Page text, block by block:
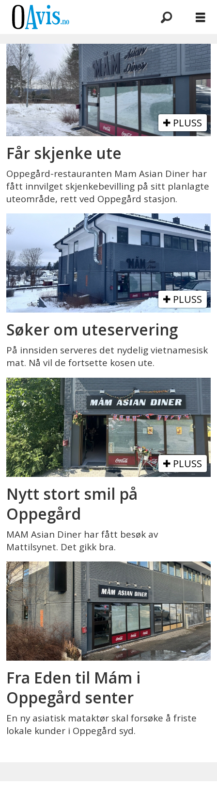
Emne:
mam
asian
diner
PLUSS
Får skjenke ute
Oppegård-restauranten Mam Asian Diner har
fått innvilget skjenkebevilling på sitt planlagte
uteområde, rett ved Oppegård stasjon.
PLUSS
Søker om uteservering
På innsiden serveres det nydelig vietnamesisk
mat. Nå vil de fortsette kosen ute.
PLUSS
Nytt stort smil på
Oppegård
MAM Asian Diner har fått besøk av
Mattilsynet. Det gikk bra.
Fra Eden til Mám i
Oppegård senter
En ny asiatisk mataktør skal forsøke å friste
lokale kunder i Oppegård syd.